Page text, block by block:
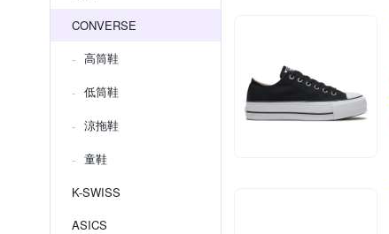
CONVERSE
高筒鞋
低筒鞋
涼拖鞋
童鞋
K-SWISS
ASICS